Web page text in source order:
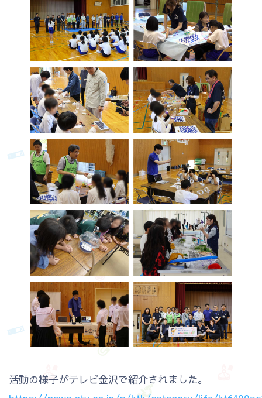
活動の様子がテレビ金沢で紹介されました。